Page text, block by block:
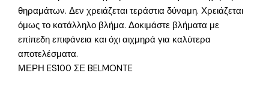
θηραμάτων. Δεν χρειάζεται τεράστια δύναμη. Χρειάζεται
όμως το κατάλληλο βλήμα. Δοκιμάστε βλήματα με
επίπεδη επιφάνεια και όχι αιχμηρά για καλύτερα
αποτελέσματα.
ΜΕΡΗ ES100 ΣΕ BELMONTE